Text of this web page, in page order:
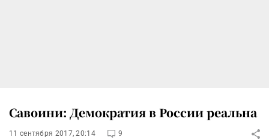
Савоини: Демократия в России реальна
11 сентября 2017, 20:14 9